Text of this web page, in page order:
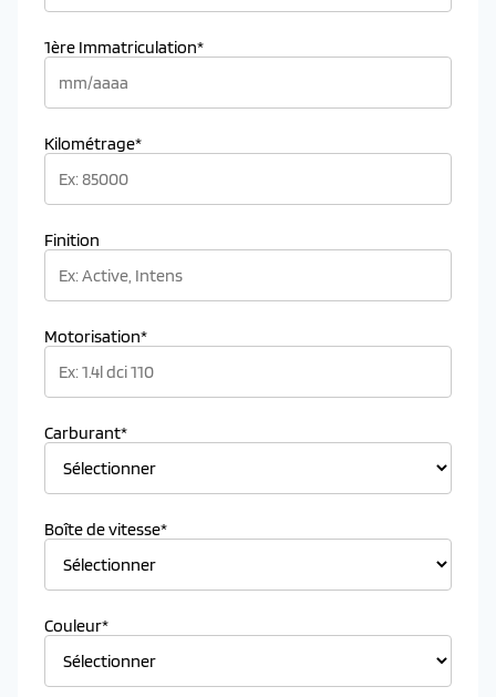
1ère Immatriculation*
Kilométrage*
Finition
Motorisation*
Carburant*
Boîte de vitesse*
Couleur*